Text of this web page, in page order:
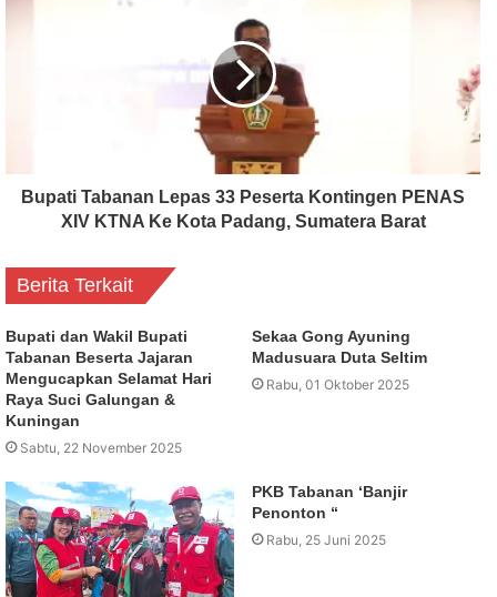
Bupati Tabanan Lepas 33 Peserta Kontingen PENAS
XIV KTNA Ke Kota Padang, Sumatera Barat
Berita Terkait
Bupati dan Wakil Bupati
Tabanan Beserta Jajaran
Mengucapkan Selamat Hari
Raya Suci Galungan &
Kuningan
Sabtu, 22 November 2025
Sekaa Gong Ayuning
Madusuara Duta Seltim
Rabu, 01 Oktober 2025
PKB Tabanan ‘Banjir
Penonton “
Rabu, 25 Juni 2025